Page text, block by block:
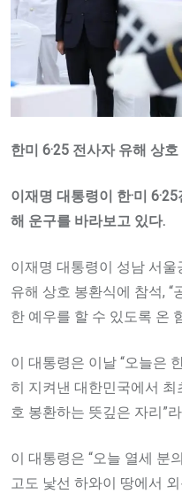
한미 6·25 전사자 유해 상
이재명 대통령이 한·미
해 운구를 바라보고 있다.
이재명 대통령이 성남 서울
유해 상호 봉환식에 참석,
한 예우를 할 수 있도록 온
이 대통령은 이날 “오늘은
히 지켜낸 대한민국에서 최
호 봉환하는 뜻깊은 자리”
이 대통령은 “오늘 열세 분
고도 낯선 하와이 땅에서